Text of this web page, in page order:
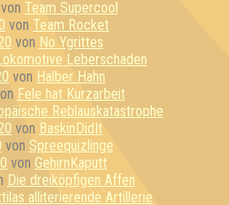
von Team Supercool
von Team Rocket
von No Ygrittes
Leberschaden
von Halber Hahn
Fele hat Kurzarbeit
Reblauskatastrophe
von BaskinDidIt
von Spreequizlinge
von GehirnKaputt
Die dreiköpfigen Affen
alliterierende Artillerie